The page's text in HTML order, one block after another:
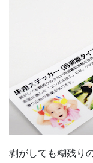
剥がしても糊残り